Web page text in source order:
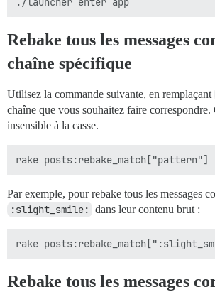
Rebake tous les messages
chaîne spécifique
Utilisez la commande suivante, en remplaçant
chaîne que vous souhaitez faire correspondre.
insensible à la casse.
Par exemple, pour rebake tous les messages
:slight_smile: dans leur contenu brut :
Rebake tous les messages